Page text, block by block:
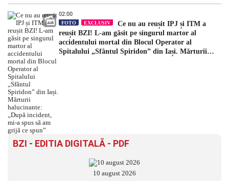
02:00
FOTO EXCLUSIV
Ce nu au reușit IPJ și ITM a
reușit BZI! L-am găsit pe singurul martor al
accidentului mortal din Blocul Operator al
Spitalului „Sfântul Spiridon” din Iași. Mărturii
BZI - EDITIA DIGITALĂ - PDF
10 august 2026